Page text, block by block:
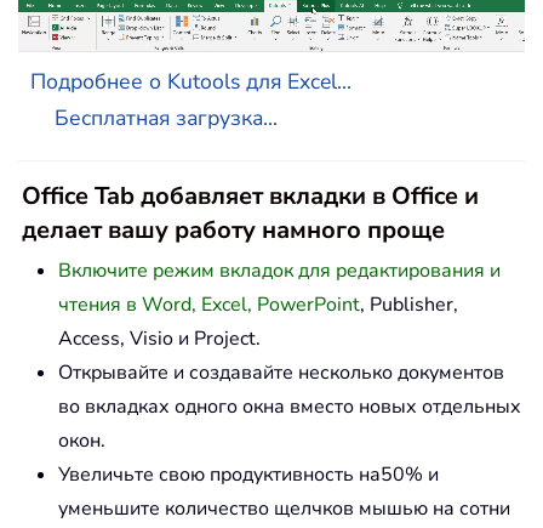
Подробнее о Kutools для Excel...
Бесплатная загрузка...
Office Tab добавляет вкладки в Office и
делает вашу работу намного проще
Включите режим вкладок для редактирования и
чтения в Word, Excel, PowerPoint, Publisher,
Access, Visio и Project.
Открывайте и создавайте несколько документов
во вкладках одного окна вместо новых отдельных
окон.
Увеличьте свою продуктивность на50% и
уменьшите количество щелчков мышью на сотни